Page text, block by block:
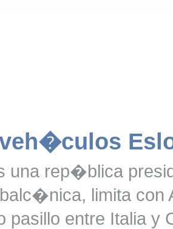
una rep�blica
limita con
pasillo entre Italia y